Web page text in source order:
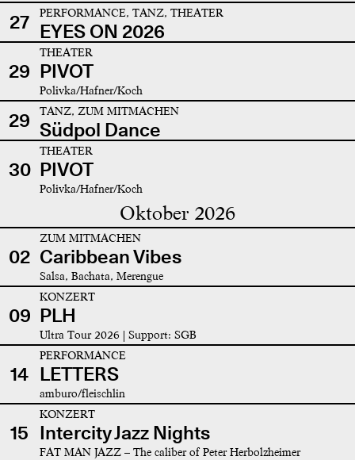
27 PERFORMANCE, TANZ, THEATER
EYES ON 2026
29
THEATER
PIVOT
Polivka/Hafner/Koch
29 TANZ, ZUM MITMACHEN
Südpol Dance
30
THEATER
PIVOT
Polivka/Hafner/Koch
Oktober 2026
02
ZUM MITMACHEN
Caribbean Vibes
Salsa, Bachata, Merengue
09
KONZERT
PLH
Ultra Tour 2026 | Support: SGB
14
PERFORMANCE
LETTERS
amburo/fleischlin
15
KONZERT
Intercity Jazz Nights
FAT MAN JAZZ – The caliber of Peter Herbolzheimer